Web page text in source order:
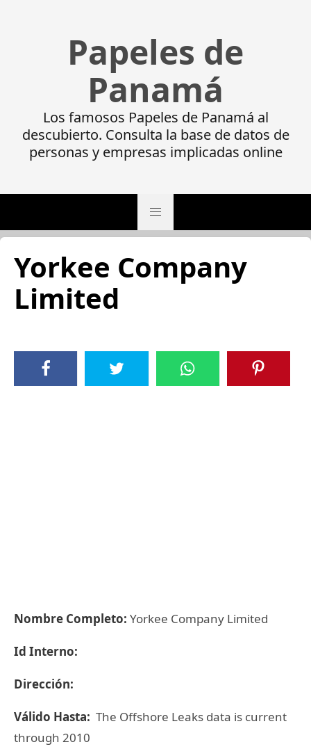
Papeles de
Panamá
Los famosos Papeles de Panamá al
descubierto. Consulta la base de datos de
personas y empresas implicadas online
Yorkee Company
Limited
Nombre Completo: Yorkee Company Limited
Id Interno:
Dirección:
Válido Hasta: The Offshore Leaks data is current
through 2010